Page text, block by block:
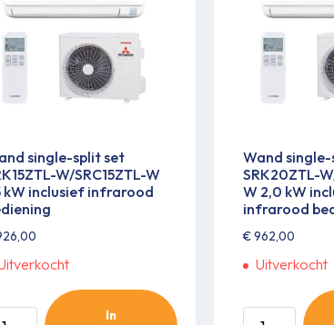
single-split set
W/SRC15ZTL-W
kW inclusief infrarood
In
Wand
SRK20ZTL-
W 2,0 kW
infrarood
€962,00
Uitverkocht